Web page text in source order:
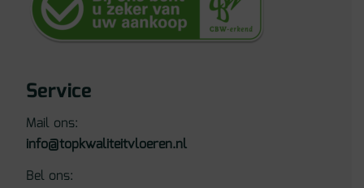
Service
Mail ons:
info@topkwaliteitvloeren.nl
Bel ons: